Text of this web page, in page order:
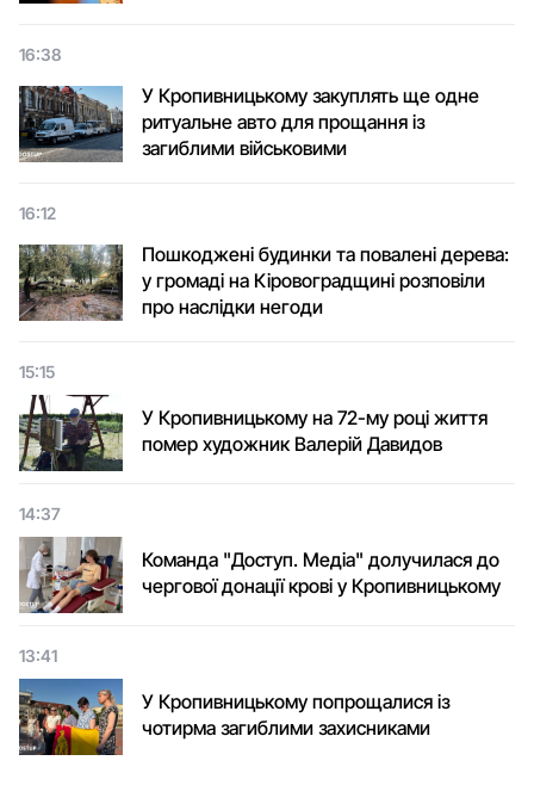
16:38
У Кропивницькому закуплять ще одне
ритуальне авто для прощання із
загиблими військовими
16:12
Пошкоджені будинки та повалені дерева:
у громаді на Кіровоградщині розповіли
про наслідки негоди
15:15
У Кропивницькому на 72-му році життя
помер художник Валерій Давидов
14:37
Команда "Доступ. Медіа" долучилася до
чергової донації крові у Кропивницькому
13:41
У Кропивницькому попрощалися із
чотирма загиблими захисниками